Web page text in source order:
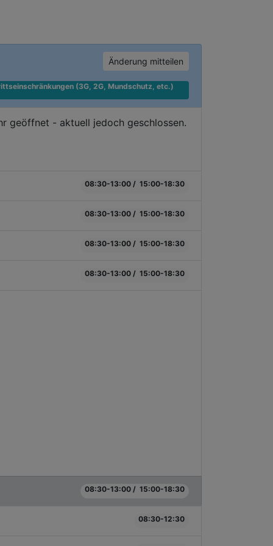
Änderung mitteilen
(3G, 2G, Mundschutz, etc.)
geöffnet - aktuell jedoch geschlossen.
08:30-13:00 / 15:00-18:30
08:30-13:00 / 15:00-18:30
08:30-13:00 / 15:00-18:30
08:30-13:00 / 15:00-18:30
08:30-13:00 / 15:00-18:30
08:30-12:30